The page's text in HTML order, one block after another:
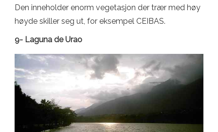
Den inneholder enorm vegetasjon der trær med høy
høyde skiller seg ut, for eksempel CEIBAS.
9- Laguna de Urao